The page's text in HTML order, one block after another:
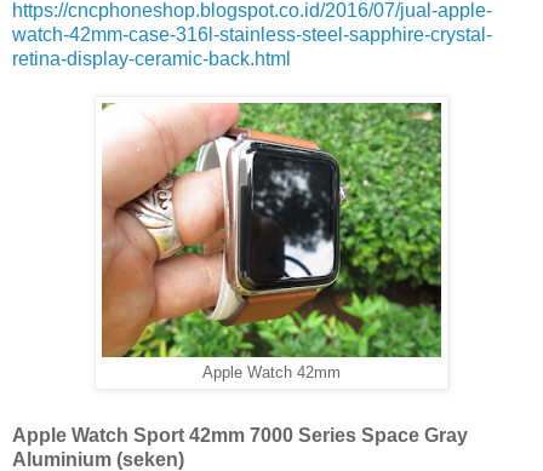
https://cncphoneshop.blogspot.co.id/2016/07/jual-apple-
watch-42mm-case-316l-stainless-steel-sapphire-crystal-
retina-display-ceramic-back.html
Apple Watch 42mm
Apple Watch Sport 42mm 7000 Series Space Gray
Aluminium (seken)